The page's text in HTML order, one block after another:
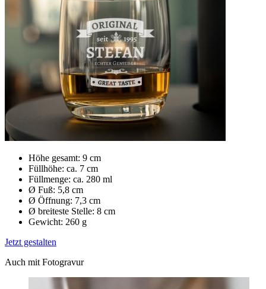
Höhe gesamt: 9 cm
Füllhöhe: ca. 7 cm
Füllmenge: ca. 280 ml
Ø Fuß: 5,8 cm
Ø Öffnung: 7,3 cm
Ø breiteste Stelle: 8 cm
Gewicht: 260 g
Jetzt gestalten
Auch mit Fotogravur